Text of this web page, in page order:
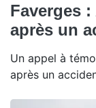
Faverges
après un
Un appel à
après un